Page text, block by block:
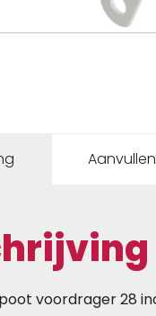
voordrager 28